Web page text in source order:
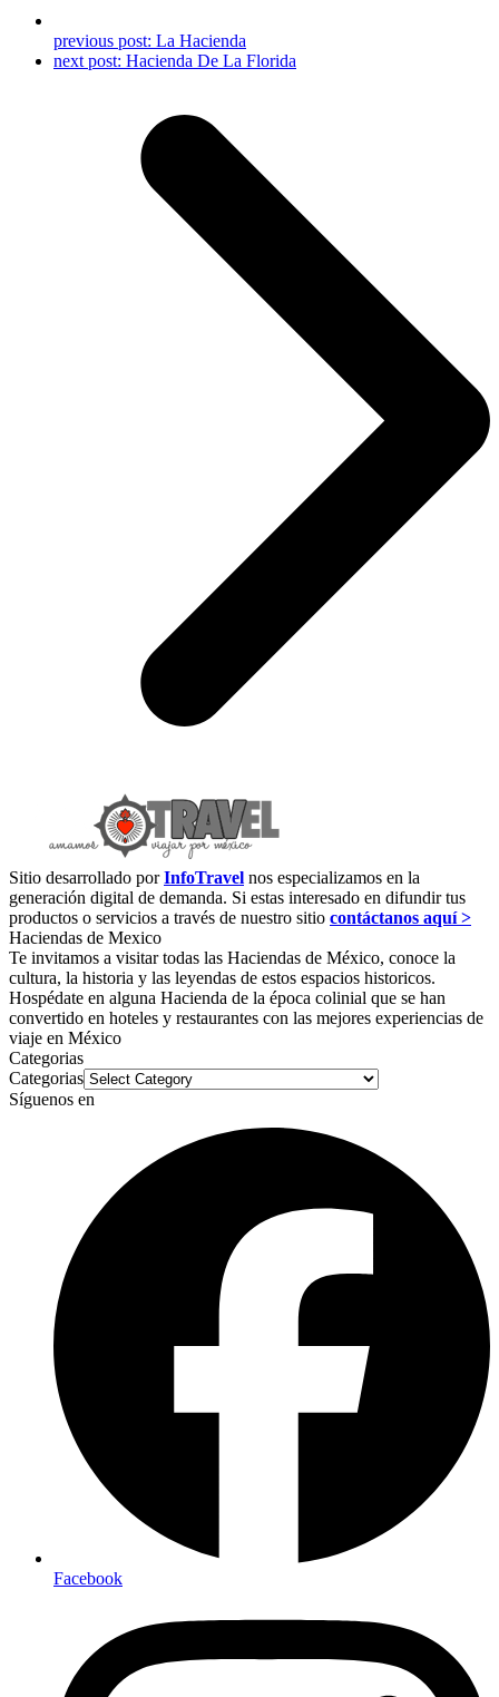
previous post: La Hacienda
next post: Hacienda De La Florida
Sitio desarrollado porInfoTravel nos especializamos en la
generación digital de demanda. Si estas interesado en difundir tus
productos o servicios a través de nuestro sitio contáctanos aquí >
Haciendas de Mexico
Te invitamos a visitar todas las Haciendas de México, conoce la
cultura, la historia y las leyendas de estos espacios historicos.
Hospédate en alguna Hacienda de la época colinial que se han
convertido en hoteles y restaurantes con las mejores experiencias de
viaje en México
Categorias
Categorias
Síguenos en
Facebook